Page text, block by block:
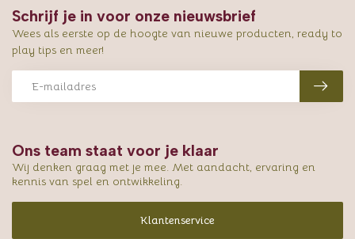
Ons team staat voor je klaar
Wij denken graag met je mee. Met aandacht, ervaring en
kennis van spel en ontwikkeling.
Klantenservice
Schrijf je in voor onze nieuwsbrief
Wees als eerste op de hoogte van nieuwe producten, ready to
play tips en meer!